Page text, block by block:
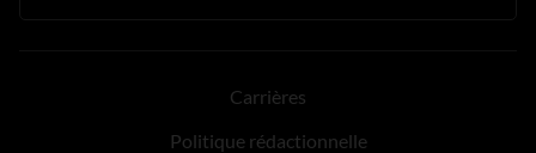
Carrières
Politique rédactionnelle